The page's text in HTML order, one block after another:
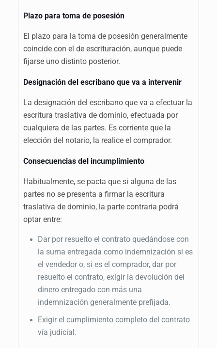
Plazo para toma de posesión
El plazo para la toma de posesión generalmente
coincide con el de escrituración, aunque puede
fijarse uno distinto posterior.
Designación del escribano que va a intervenir
La designación del escribano que va a efectuar la
escritura traslativa de dominio, efectuada por
cualquiera de las partes. Es corriente que la
elección del notario, la realice el comprador.
Consecuencias del incumplimiento
Habitualmente, se pacta que si alguna de las
partes no se presenta a firmar la escritura
traslativa de dominio, la parte contraria podrá
optar entre:
Dar por resuelto el contrato quedándose con
la suma entregada como indemnización si es
el vendedor o, si es el comprador, dar por
resuelto el contrato, exigir la devolución del
dinero entregado con más una
indemnización generalmente prefijada.
Exigir el cumplimiento completo del contrato
vía judicial.